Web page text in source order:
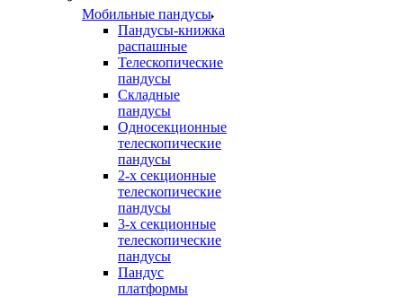
Мобильные пандусы
Пандусы-книжка
распашные
Телескопические
пандусы
Складные
пандусы
Односекционные
телескопические
пандусы
2-х секционные
телескопические
пандусы
3-х секционные
телескопические
пандусы
Пандус
платформы